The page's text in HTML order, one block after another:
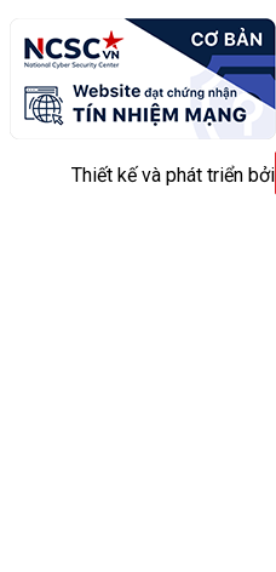
Thiết kế và phát triển bởi